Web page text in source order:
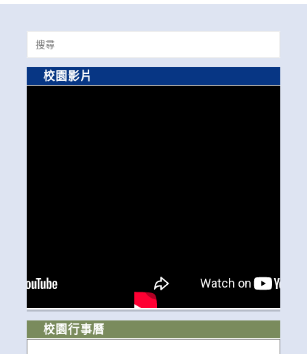
Search
for:
校園影片
校園行事曆